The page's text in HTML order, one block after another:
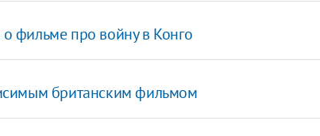
фильме про войну в Конго
британским фильмом